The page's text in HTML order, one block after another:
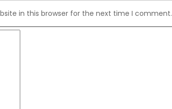
in this browser for the next time I comment.